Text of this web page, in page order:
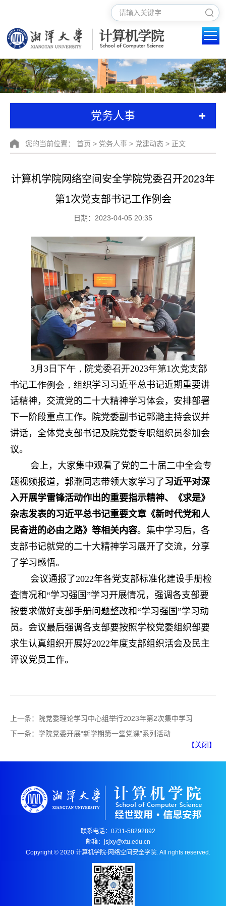
党务人事 +
您的当前位置： 首页 > 党务人事 > 党建动态 > 正文
计算机学院网络空间安全学院党委召开2023年
第1次党支部书记工作例会
日期：2023-04-05 20:35
3月3日下午，院党委召开2023年第1次党支部
书记工作例会，组织学习习近平总书记近期重要讲
话精神，交流党的二十大精神学习体会，安排部署
下一阶段重点工作。院党委副书记郭滟主持会议并
讲话，全体党支部书记及院党委专职组织员参加会
议。
会上，大家集中观看了党的二十届二中全会专
题视频报道，郭滟同志带领大家学习了 习近平对深
入开展学雷锋活动作出的重要指示精神、《求是》
杂志发表的习近平总书记重要文章《新时代党和人
民奋进的必由之路》等相关内容。集中学习后，各
支部书记就党的二十大精神学习展开了交流，分享
了学习感悟。
会议通报了2022年各党支部标准化建设手册检
查情况和“学习强国”学习开展情况，强调各支部要
按要求做好支部手册问题整改和“学习强国”学习动
员。会议最后强调各支部要按照学校党委组织部要
求生认真组织开展好2022年度支部组织活会及民主
评议党员工作。
上一条：
院党委理论学习中心组举行2023年第2次集中学习
下一条： 学院党委开展“新学期第一堂党课”系列活动
【关闭】
联系电话：0731-58292892
邮箱：jsjxy@xtu.edu.cn
Copyright © 2020 计算机学院·网络空间安全学院. All rights reserved.